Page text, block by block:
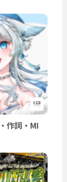
作詞・MI